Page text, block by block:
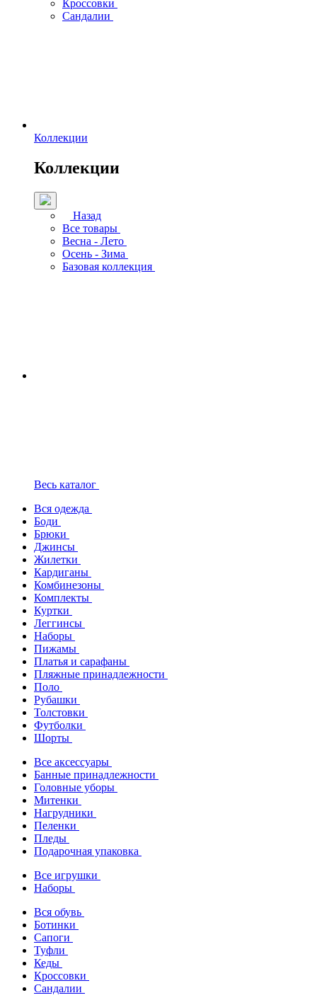
Кроссовки
Сандалии
Коллекции
Коллекции
Назад
Все товары
Весна - Лето
Осень - Зима
Базовая коллекция
Весь каталог
Вся одежда
Боди
Брюки
Джинсы
Жилетки
Кардиганы
Комбинезоны
Комплекты
Куртки
Леггинсы
Наборы
Пижамы
Платья и сарафаны
Пляжные принадлежности
Поло
Рубашки
Толстовки
Футболки
Шорты
Все аксессуары
Банные принадлежности
Головные уборы
Митенки
Нагрудники
Пеленки
Пледы
Подарочная упаковка
Все игрушки
Наборы
Вся обувь
Ботинки
Сапоги
Туфли
Кеды
Кроссовки
Сандалии